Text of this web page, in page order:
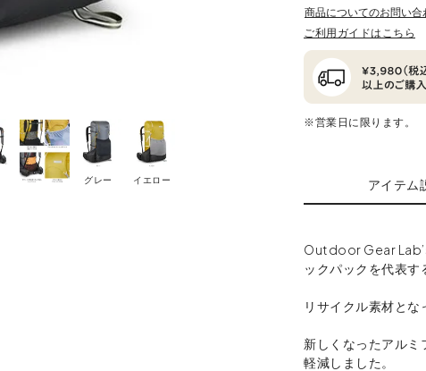
グレー イエロー
商品についてのお問い合
ご利用ガイドはこちら
※営業日に限ります。
アイテム
Outdoor Gear
ックパックを代表す
リサイクル素材とな
新しくなったアルミ
軽減しました。